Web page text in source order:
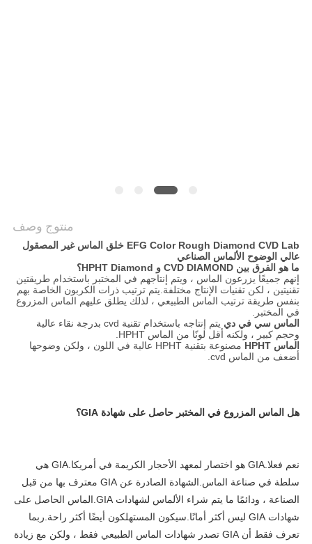
منتوج وصف
EFG Color Rough Diamond CVD Lab خلق الماس غير المصقول
عالي الوضوح الألماس الصناعي
ما هو الفرق بين CVD DIAMOND و HPHT Diamond؟
إنهم جميعًا يزرعون الماس ، ويتم إنتاجهم في المختبر باستخدام طريقتين
تقنيتين ، لكن تقنيات الإنتاج مختلفة.يتم ترتيب ذرات الكربون الخاصة بهم
بنفس طريقة ترتيب الماس الطبيعي ، لذلك يطلق عليهم الماس المزروع
في المختبر.
الماس سي في دي
يتم إنتاجه باستخدام تقنية cvd بدرجة نقاء عالية
وحجم كبير ، ولكنه أقل لونًا من الماس HPHT.
الماس HPHT
مصنوعة بتقنية HPHT عالية في اللون ، ولكن وضوحها
أضعف من الماس cvd.
هل الماس المزروع في المختبر حاصل على شهادة GIA؟